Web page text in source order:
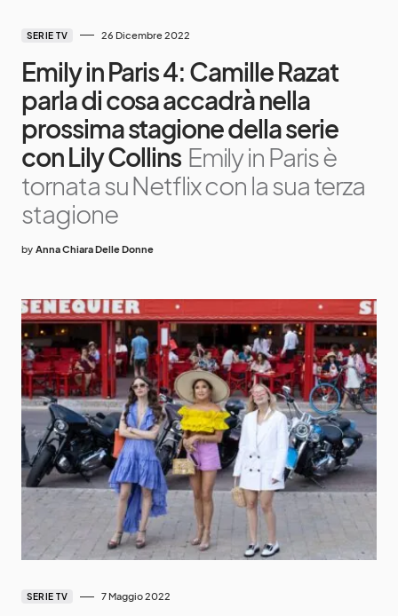
SERIE TV 26 Dicembre 2022
Emily in Paris 4: Camille Razat
parla di cosa accadrà nella
prossima stagione della serie
con Lily Collins Emily in Paris è
tornata su Netflix con la sua terza
stagione
by Anna Chiara Delle Donne
SERIE TV 7 Maggio 2022